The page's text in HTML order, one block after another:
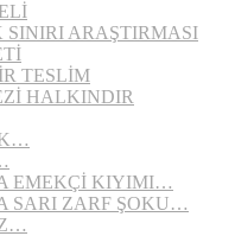
ARAŞTIRMASI
TESLİM
HALKINDIR
EMEKÇİ KIYIMI…
SARI ZARF ŞOKU…